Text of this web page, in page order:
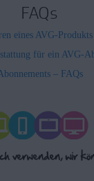
FAQs
eines AVG-Produkts
für ein AVG-
– FAQs